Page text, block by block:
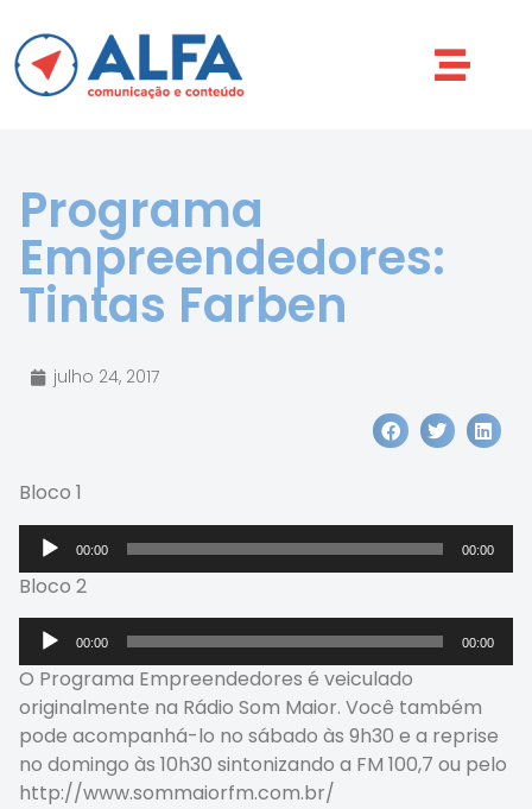
Programa
Empreendedores:
Tintas Farben
julho 24, 2017
Bloco 1
Tocador
de
áudio
00:00 00:00
Bloco 2
Tocador
de
áudio
00:00 00:00
O Programa Empreendedores é veiculado
originalmente na Rádio Som Maior. Você também
pode acompanhá-lo no sábado às 9h30 e a reprise
no domingo às 10h30 sintonizando a FM 100,7 ou pelo
http://www.sommaiorfm.com.br/